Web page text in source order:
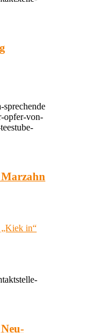
sprechende
opfer-von-
„Kiek in“